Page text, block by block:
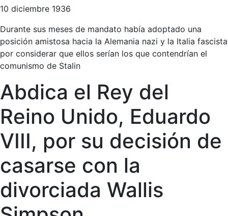
10 diciembre 1936
Durante sus meses de mandato había adoptado una
posición amistosa hacia la Alemania nazi y la Italia fascista
por considerar que ellos serían los que contendrían el
comunismo de Stalin
Abdica el Rey del
Reino Unido, Eduardo
VIII, por su decisión de
casarse con la
divorciada Wallis